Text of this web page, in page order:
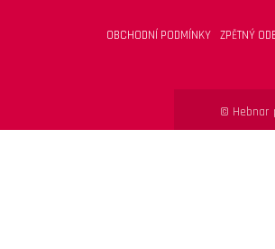
OBCHODNÍ PODMÍNKY ZPĚTNÝ
© Hebnar